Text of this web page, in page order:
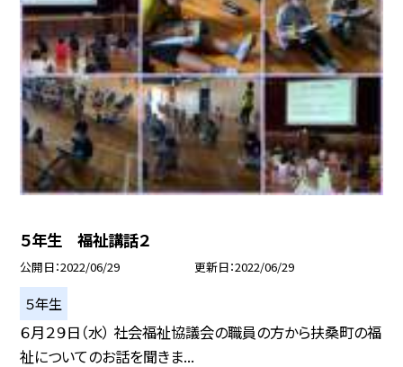
５年生 福祉講話２
公開日 2022/06/29 更新日 2022/06/29
５年生
６月２９日（水） 社会福祉協議会の職員の方から扶桑町の福
祉についてのお話を聞きま...